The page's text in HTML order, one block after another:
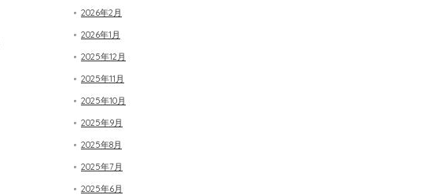
2026年2月
2026年1月
2025年12月
2025年11月
2025年10月
2025年9月
2025年8月
2025年7月
2025年6月